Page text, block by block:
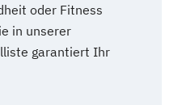
oder Fitness
in unserer
garantiert Ihr